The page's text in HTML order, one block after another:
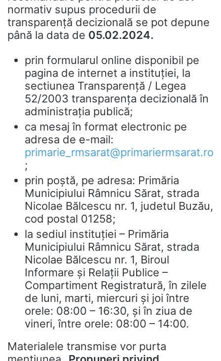
normativ supus procedurii de
transparență decizională se pot depune
până la data de 05.02.2024.
prin formularul online disponibil pe
pagina de internet a instituţiei, la
sectiunea Transparență / Legea
52/2003 transparența decizională în
administrația publică;
ca mesaj în format electronic pe
adresa de e-mail:
primarie_rmsarat@primariermsarat.ro
;
prin poştă, pe adresa: Primăria
Municipiului Râmnicu Sărat, strada
Nicolae Bălcescu nr. 1, judetul Buzău,
cod postal 01258;
la sediul instituţiei – Primăria
Municipiului Râmnicu Sărat, strada
Nicolae Bălcescu nr. 1, Biroul
Informare și Relații Publice –
Compartiment Registratură, în zilele
de luni, marti, miercuri și joi între
orele: 08:00 – 16:30, și în ziua de
vineri, între orele: 08:00 – 14:00.
Materialele transmise vor purta